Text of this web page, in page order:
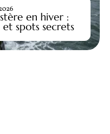
en hiver :
et spots secrets